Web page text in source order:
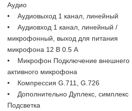
Аудио
• Аудиовыход 1 канал, линейный
• Аудиовход 1 канал, линейный /
микрофонный, выход для питания
микрофона 12 В 0.5 А
• Микрофон Подключение внешнего
активного микрофона
• Компрессия G.711, G.726
• Дополнительно Дуплекс, симплекс
Подсветка